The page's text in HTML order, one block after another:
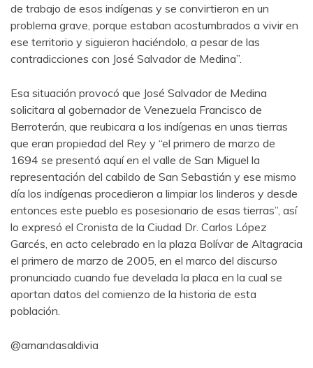
de trabajo de esos indígenas y se convirtieron en un
problema grave, porque estaban acostumbrados a vivir en
ese territorio y siguieron haciéndolo, a pesar de las
contradicciones con José Salvador de Medina”.
Esa situación provocó que José Salvador de Medina
solicitara al gobernador de Venezuela Francisco de
Berroterán, que reubicara a los indígenas en unas tierras
que eran propiedad del Rey y “el primero de marzo de
1694 se presentó aquí en el valle de San Miguel la
representación del cabildo de San Sebastián y ese mismo
día los indígenas procedieron a limpiar los linderos y desde
entonces este pueblo es posesionario de esas tierras”, así
lo expresó el Cronista de la Ciudad Dr. Carlos López
Garcés, en acto celebrado en la plaza Bolívar de Altagracia
el primero de marzo de 2005, en el marco del discurso
pronunciado cuando fue develada la placa en la cual se
aportan datos del comienzo de la historia de esta
población.
@amandasaldivia